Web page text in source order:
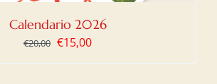
Calendario 2026
€20,00 Il
€15,00Il